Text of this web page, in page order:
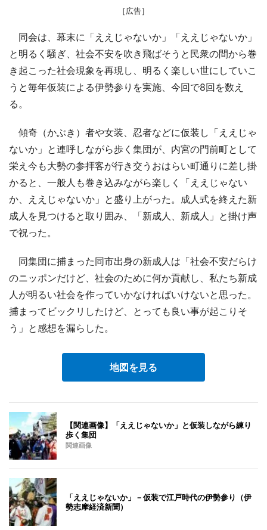
［広告］
同会は、幕末に「ええじゃないか」「ええじゃないか」
と明るく騒ぎ、社会不安を吹き飛ばそうと民衆の間から巻
き起こった社会現象を再現し、明るく楽しい世にしていこ
うと毎年仮装による伊勢参りを実施、今回で8回を数え
る。
傾奇（かぶき）者や女装、忍者などに仮装し「ええじゃ
ないか」と連呼しながら歩く集団が、内宮の門前町として
栄え今も大勢の参拝客が行き交うおはらい町通りに差し掛
かると、一般人も巻き込みながら楽しく「ええじゃない
か、ええじゃないか」と盛り上がった。成人式を終えた新
成人を見つけると取り囲み、「新成人、新成人」と掛け声
で祝った。
同集団に捕まった同市出身の新成人は「社会不安だらけ
のニッポンだけど、社会のために何か貢献し、私たち新成
人が明るい社会を作っていかなければいけないと思った。
捕まってビックリしたけど、とっても良い事が起こりそ
う」と感想を漏らした。
地図を見る
【関連画像】「ええじゃないか」と仮装しながら練り
歩く集団
関連画像
「ええじゃないか」－仮装で江戸時代の伊勢参り（伊
勢志摩経済新聞）